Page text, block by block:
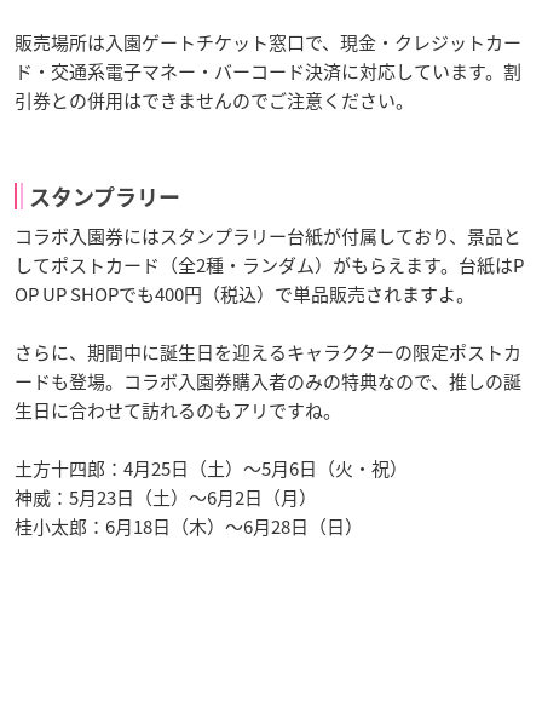
販売場所は入園ゲートチケット窓口で、現金・クレジットカー
ド・交通系電子マネー・バーコード決済に対応しています。割
引券との併用はできませんのでご注意ください。
スタンプラリー
コラボ入園券にはスタンプラリー台紙が付属しており、景品と
してポストカード（全2種・ランダム）がもらえます。台紙はP
OP UP SHOPでも400円（税込）で単品販売されますよ。
さらに、期間中に誕生日を迎えるキャラクターの限定ポストカ
ードも登場。コラボ入園券購入者のみの特典なので、推しの誕
生日に合わせて訪れるのもアリですね。
土方十四郎：4月25日（土）〜5月6日（火・祝）
神威：5月23日（土）〜6月2日（月）
桂小太郎：6月18日（木）〜6月28日（日）